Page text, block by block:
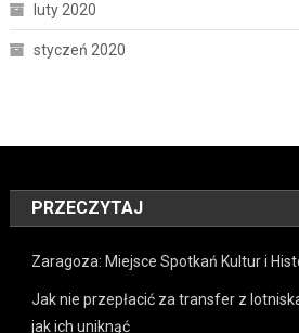
luty 2020
styczeń 2020
PRZECZYTAJ
Zaragoza: Miejsce Spotkań Kultur i
Jak nie przepłacić za transfer z
jak ich uniknąć